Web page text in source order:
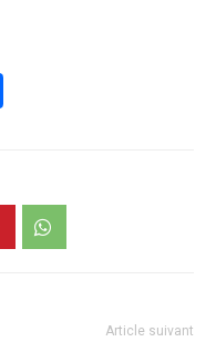
Article suivant